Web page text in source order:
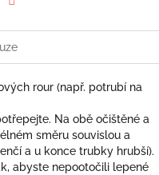
rour (např. potrubí na
Na obě očištěné a
směru souvislou a
a u konce trubky hrubší).
abyste nepootočili lepené